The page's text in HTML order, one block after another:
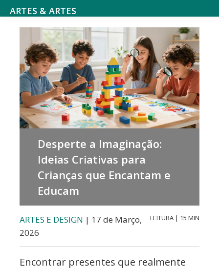
Saltar
menu
principal
Skip
content
ARTES & ARTES
Cultura
Entretenimento,
Atividades
literárias,
Cinema
Teatro,
música
dança,
Desperte a Imaginação:
Ideias Criativas para
Crianças que Encantam e
Educam
ARTES E DESIGN | 17 de Março,
2026
LEITURA | 15 MIN
Encontrar presentes que realmente